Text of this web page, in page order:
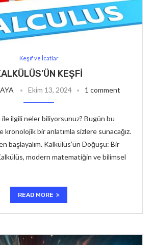
Keşif ve İcatlar
KEŞFI
Ekim 13, 2024 1 comment
ile ilgili neler biliyorsunuz? Bugün bu
bir anlatımla sizlere sunacağız.
başlayalım. Kalkülüs’ün Doğuşu: Bir
modern matematiğin ve bilimsel
READ MORE